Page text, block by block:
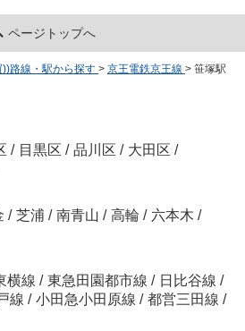
ページトップへ
路線・駅から探す > 京王電鉄京王線 > 笹塚駅
/ 目黒区 / 品川区 / 大田区 /
/ 芝浦 / 南青山 / 高輪 / 六本木 /
横線 / 東急田園都市線 / 日比谷線 /
線 / 小田急小田原線 / 都営三田線 /